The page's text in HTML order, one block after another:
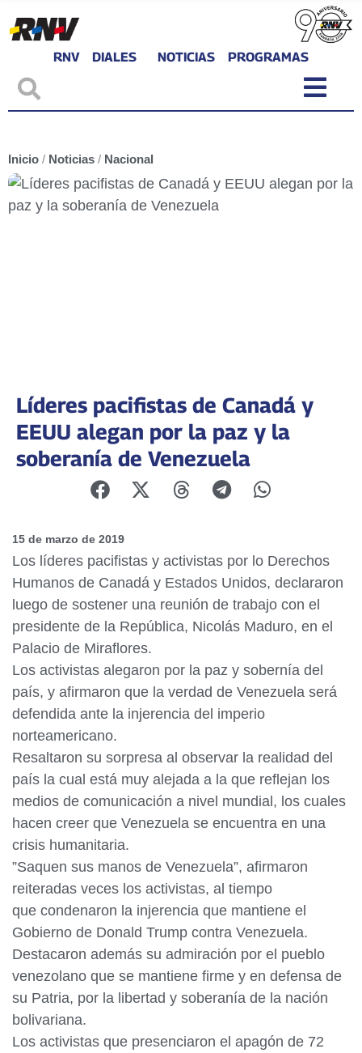
RNV DIALES NOTICIAS PROGRAMAS
Inicio / Noticias / Nacional
Líderes pacifistas de Canadá y
EEUU alegan por la paz y la
soberanía de Venezuela
15 de marzo de 2019
Los líderes pacifistas y activistas por lo Derechos
Humanos de Canadá y Estados Unidos, declararon
luego de sostener una reunión de trabajo con el
presidente de la República, Nicolás Maduro, en el
Palacio de Miraflores.
Los activistas alegaron por la paz y sobernía del
país, y afirmaron que la verdad de Venezuela será
defendida ante la injerencia del imperio
norteamericano.
Resaltaron su sorpresa al observar la realidad del
país la cual está muy alejada a la que reflejan los
medios de comunicación a nivel mundial, los cuales
hacen creer que Venezuela se encuentra en una
crisis humanitaria.
”Saquen sus manos de Venezuela”, afirmaron
reiteradas veces los activistas, al tiempo
que condenaron la injerencia que mantiene el
Gobierno de Donald Trump contra Venezuela.
Destacaron además su admiración por el pueblo
venezolano que se mantiene firme y en defensa de
su Patria, por la libertad y soberanía de la nación
bolivariana.
Los activistas que presenciaron el apagón de 72